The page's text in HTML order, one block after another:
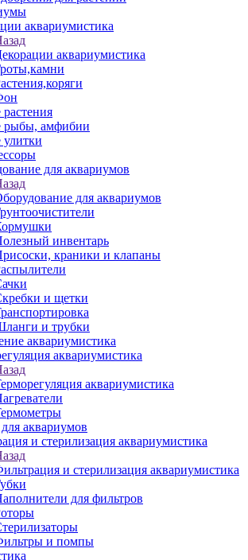
аквариумистика
аквариумистика
амфибии
для аквариумов
для аквариумов
инвентарь
краники и клапаны
и щетки
и трубки
аквариумистика
аквариумистика
аквариумистика
аквариумов
и стерилизация аквариумистика
и стерилизация аквариумистика
для фильтров
и помпы